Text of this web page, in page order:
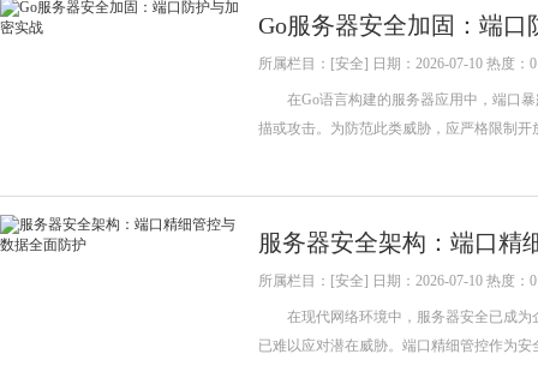
Go服务器安全加固：端口
所属栏目：[安全] 日期：2026-07-10 热度：0
在Go语言构建的服务器应用中，端口暴
描或攻击。为防范此类威胁，应严格限制
服务器安全架构：端口精
所属栏目：[安全] 日期：2026-07-10 热度：0
在现代网络环境中，服务器安全已成为
已难以应对潜在威胁。端口精细管控作为